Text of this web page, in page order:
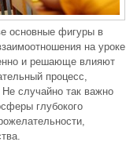
основные фигуры в
на уроке
и решающе влияют
процесс,
случайно так важно
глубокого